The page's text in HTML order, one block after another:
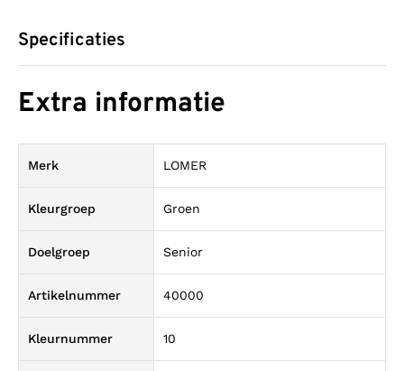
Specificaties
Extra informatie
Merk LOMER
Kleurgroep Groen
Doelgroep Senior
Artikelnummer 40000
Kleurnummer 10